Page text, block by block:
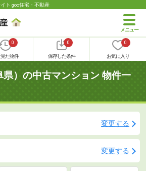
ト goo住宅・不動産
0
た物件
0
保存した条件
0
お気に入り
）の中古マンション 物件一
変更する
変更する